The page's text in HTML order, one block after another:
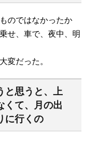
のではなかったか
せ、車で、夜中、明
変だった。
と思うと、上
くて、月の出
に行くの